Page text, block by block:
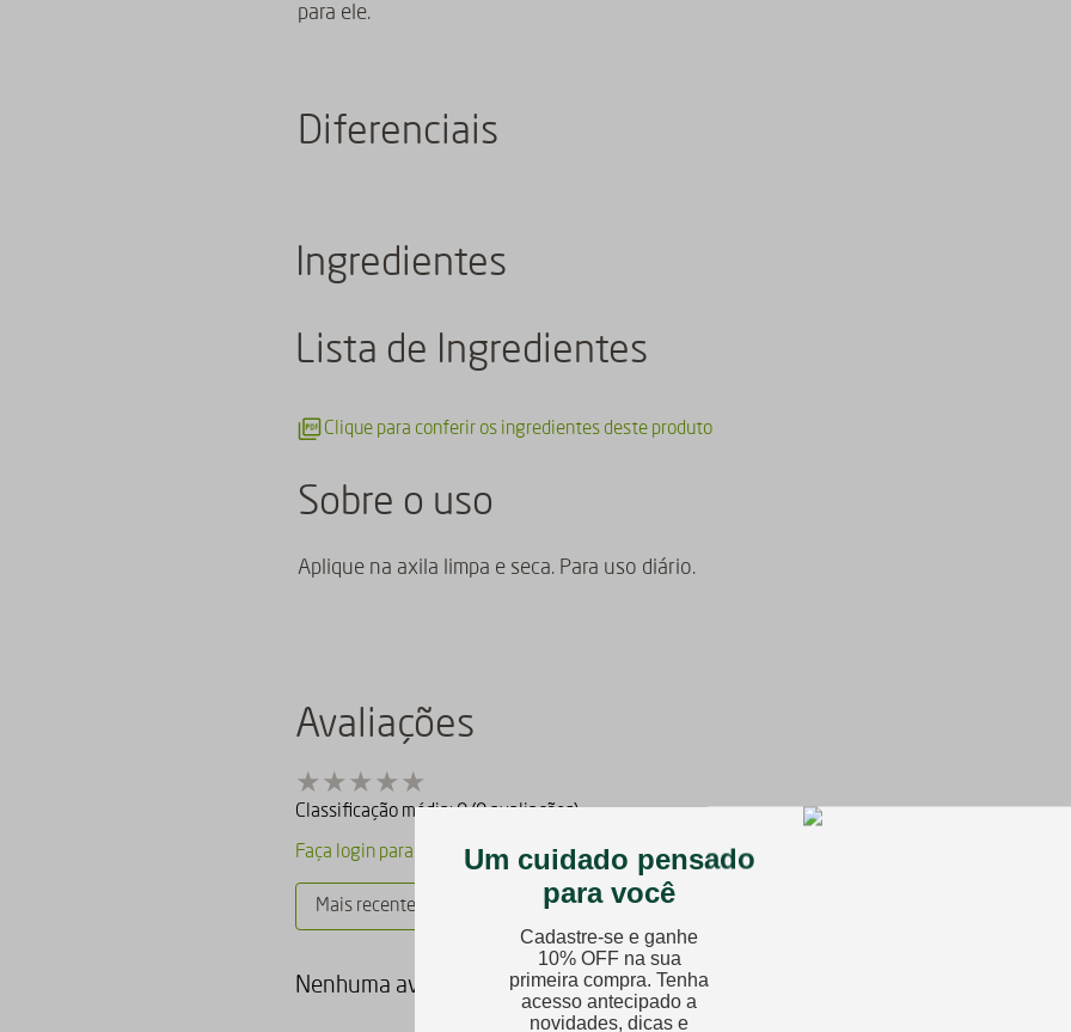
para ele.
Diferenciais
Ingredientes
Lista de Ingredientes
Clique para conferir os ingredientes deste produto
Sobre o uso
Aplique na axila limpa e seca. Para uso diário.
Avaliações
Classificação média: 0(0 avaliações)
Faça login para escrever uma avaliação.
Mais recentes
Nenhuma avaliação